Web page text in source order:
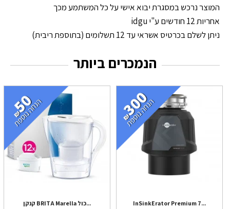
המוצר נרכש במסגרת יבוא אישי על כל המשתמע מכך
אחריות 12 חודשים ע"י idgu
ניתן לשלם בכרטיס אשראי עד 12 תשלומים (בתוספת ריבית)
הנמכרים ביותר
קנקן BRITA Marella כול...
InSinkErator Premium 7...